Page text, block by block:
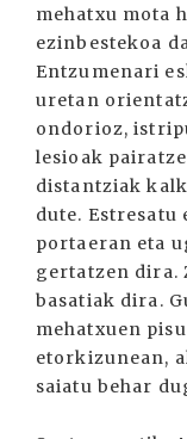
mehatxu mota
ezinbestekoa
Entzumenari
uretan
ondorioz,
lesioak
distantziak
dute.
portaeran eta
gertatzen dira.
basatiak dira.
mehatxuen
etorkizunean,
saiatu behar